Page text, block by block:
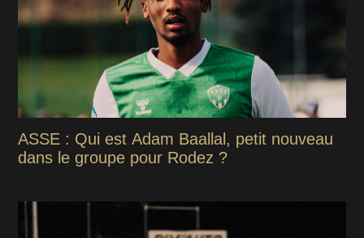
ASSE : Qui est Adam Baallal, petit nouveau
dans le groupe pour Rodez ?